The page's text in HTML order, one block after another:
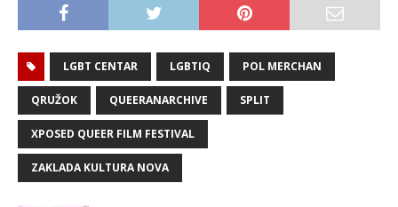
LGBT CENTAR LGBTIQ POL MERCHAN
QRUŽOK QUEERANARCHIVE SPLIT
XPOSED QUEER FILM FESTIVAL
ZAKLADA KULTURA NOVA